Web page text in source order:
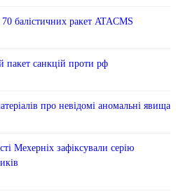
балістичних ракет ATACMS
пакет санкцій проти рф
про невідомі аномальні явища
Мехерніх зафіксували серію